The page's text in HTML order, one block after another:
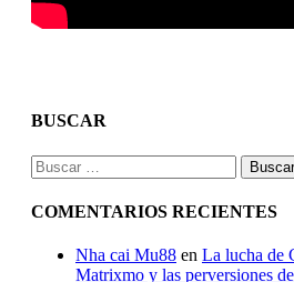
BUSCAR
Buscar:
COMENTARIOS RECIENTES
Nha cai Mu88 en La lucha de
Matrixmo y las perversiones